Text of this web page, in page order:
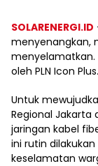
SOLARENERGI.ID
menyenangkan,
menyelamatkan.
oleh PLN Icon Plus.
Untuk
Regional Jakarta
jaringan kabel
ini rutin
keselamatan